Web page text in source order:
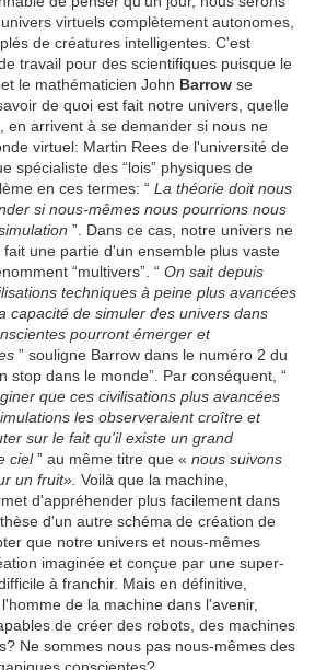
virtuels complètement autonomes,
de créatures intelligentes. C'est
travail pour des scientifiques puisque le
et le mathématicien John Barrow se
de quoi est fait notre univers, quelle
en arrivent à se demander si nous ne
virtuel: Martin Rees de l'université de
spécialiste des “lois” physiques de
en ces termes: “ La théorie doit nous
si nous-mêmes nous pourrions nous
”. Dans ce cas, notre univers ne
une partie d'un ensemble plus vaste
“multivers”. “ On sait depuis
techniques à peine plus avancées
capacité de simuler des univers dans
pourront émerger et
” souligne Barrow dans le numéro 2 du
stop dans le monde”. Par conséquent, “
que ces civilisations plus avancées
les observeraient croître et
sur le fait qu'il existe un grand
ciel” au même titre que « nous suivons
un fruit». Voilà que la machine,
d'appréhender plus facilement dans
d'un autre schéma de création de
que notre univers et nous-mêmes
imaginée et conçue par une super-
à franchir. Mais en définitive,
de la machine dans l'avenir,
de créer des robots, des machines
Ne sommes nous pas nous-mêmes des